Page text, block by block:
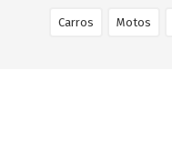
Carros Motos